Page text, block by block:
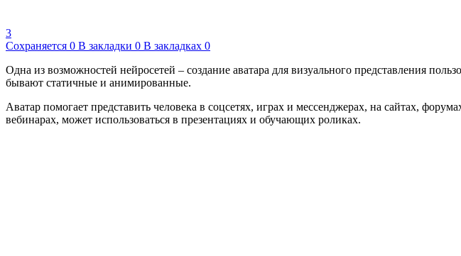
3
Сохраняется 0 В закладки 0 В закладках 0
Одна из возможностей нейросетей – создание аватара для визуального представления
бывают статичные и анимированные.
Аватар помогает представить человека в соцсетях, играх и мессенджерах, на сайтах,
вебинарах, может использоваться в презентациях и обучающих роликах.